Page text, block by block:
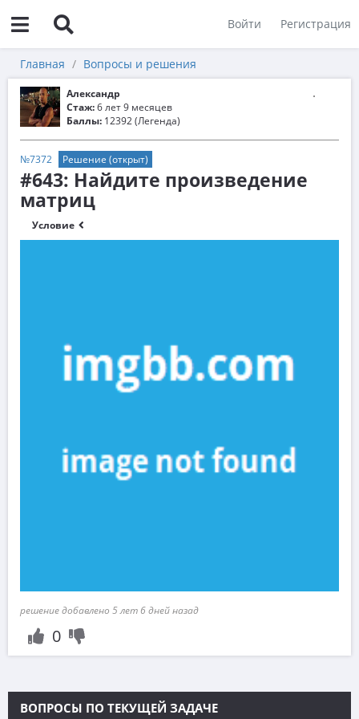
Войти Регистрация
Главная Вопросы и решения
Александр
Стаж:6 лет 9 месяцев
Баллы: 12392 (Легенда)
№7372 Решение (открыт)
#643: Найдите произведение
матриц
Условие
решение добавлено 5 лет 6 дней назад
0
ВОПРОСЫ ПО ТЕКУЩЕЙ ЗАДАЧЕ